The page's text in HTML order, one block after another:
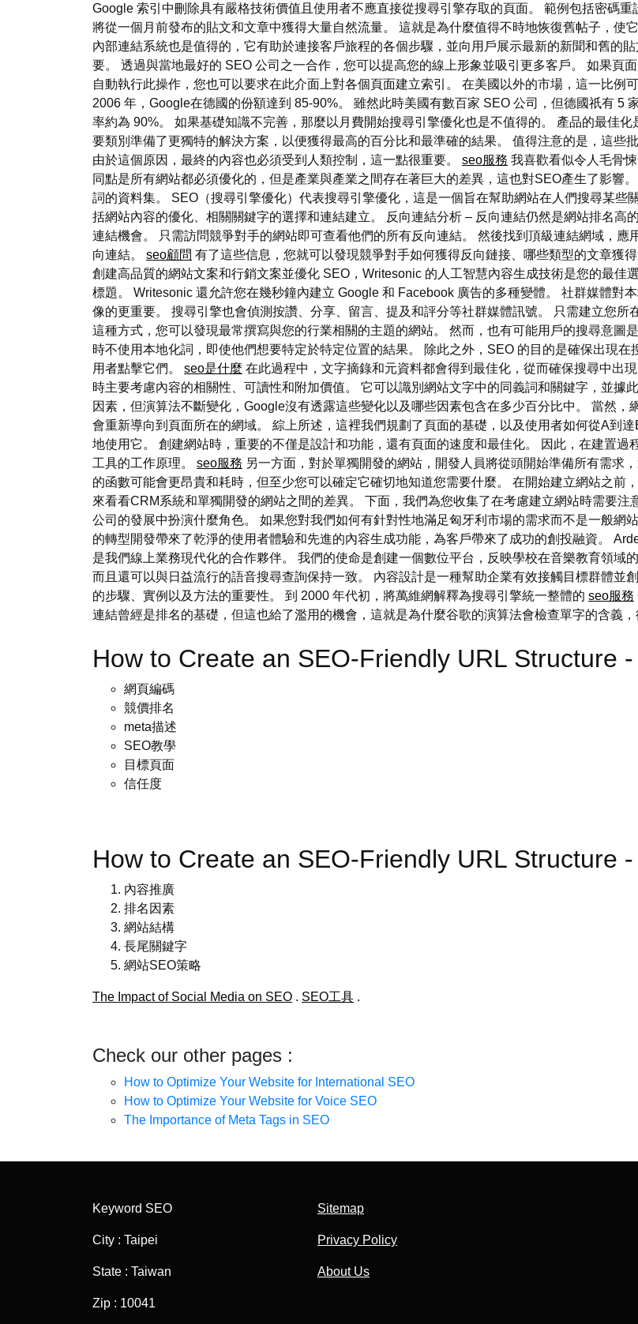
Google 索引中刪除具有嚴格技術價值且使用者不應直接從搜尋引擎存取的頁面。 範例包括密碼
將從一個月前發布的貼文和文章中獲得大量自然流量。 這就是為什麼值得不時地恢復舊帖子，使
內部連結系統也是值得的，它有助於連接客戶旅程的各個步驟，並向用戶展示最新的新聞和舊的
要。 透過與當地最好的 SEO 公司之一合作，您可以提高您的線上形象並吸引更多客戶。 如果頁
自動執行此操作，您也可以要求在此介面上對各個頁面建立索引。 在美國以外的市場，這一比例
2006 年，Google在德國的份額達到 85-90%。 雖然此時美國有數百家 SEO 公司，但德國祇有 5
率約為 90%。 如果基礎知識不完善，那麼以月費開始搜尋引擎優化也是不值得的。 產品的最佳
要類別準備了更獨特的解決方案，以便獲得最高的百分比和最準確的結果。 值得注意的是，這些
由於這個原因，最終的內容也必須受到人類控制，這一點很重要。 seo服務 我喜歡看似令人毛骨
同點是所有網站都必須優化的，但是產業與產業之間存在著巨大的差異，這也對SEO產生了影響
詞的資料集。 SEO（搜尋引擎優化）代表搜尋引擎優化，這是一個旨在幫助網站在人們搜尋某些
括網站內容的優化、相關關鍵字的選擇和連結建立。 反向連結分析 – 反向連結仍然是網站排名高
連結機會。 只需訪問競爭對手的網站即可查看他們的所有反向連結。 然後找到頂級連結網域，
向連結。 seo顧問 有了這些信息，您就可以發現競爭對手如何獲得反向鏈接、哪些類型的文章獲
創建高品質的網站文案和行銷文案並優化 SEO，Writesonic 的人工智慧內容生成技術是您的最佳
標題。 Writesonic 還允許您在幾秒鐘內建立 Google 和 Facebook 廣告的多種變體。 社群媒體對
像的更重要。 搜尋引擎也會偵測按讚、分享、留言、提及和評分等社群媒體訊號。 只需建立您
這種方式，您可以發現最常撰寫與您的行業相關的主題的網站。 然而，也有可能用戶的搜尋意圖
時不使用本地化詞，即使他們想要特定於特定位置的結果。 除此之外，SEO 的目的是確保出現
用者點擊它們。 seo是什麼 在此過程中，文字摘錄和元資料都會得到最佳化，從而確保搜尋中出
時主要考慮內容的相關性、可讀性和附加價值。 它可以識別網站文字中的同義詞和關鍵字，並據
因素，但演算法不斷變化，Google沒有透露這些變化以及哪些因素包含在多少百分比中。 當然
會重新導向到頁面所在的網域。 綜上所述，這裡我們規劃了頁面的基礎，以及使用者如何從A到
地使用它。 創建網站時，重要的不僅是設計和功能，還有頁面的速度和最佳化。 因此，在建置
工具的工作原理。 seo服務 另一方面，對於單獨開發的網站，開發人員將從頭開始準備所有需求
的函數可能會更昂貴和耗時，但至少您可以確定它確切地知道您需要什麼。 在開始建立網站之前
來看看CRM系統和單獨開發的網站之間的差異。 下面，我們為您收集了在考慮建立網站時需要
公司的發展中扮演什麼角色。 如果您對我們如何有針對性地滿足匈牙利市場的需求而不是一般網
的轉型開發帶來了乾淨的使用者體驗和先進的內容生成功能，為客戶帶來了成功的創投融資。
是我們線上業務現代化的合作夥伴。 我們的使命是創建一個數位平台，反映學校在音樂教育領域
而且還可以與日益流行的語音搜尋查詢保持一致。 內容設計是一種幫助企業有效接觸目標群體並
的步驟、實例以及方法的重要性。 到 2000 年代初，將萬維網解釋為搜尋引擎統一整體的 seo服務
連結曾經是排名的基礎，但這也給了濫用的機會，這就是為什麼谷歌的演算法會檢查單字的含義
How to Create an SEO-Friendly URL Structure
網頁編碼
競價排名
meta描述
SEO教學
目標頁面
信任度
How to Create an SEO-Friendly URL Structure
內容推廣
排名因素
網站結構
長尾關鍵字
網站SEO策略
The Impact of Social Media on SEO . SEO工具 .
Check our other pages :
How to Optimize Your Website for International SEO
How to Optimize Your Website for Voice SEO
The Importance of Meta Tags in SEO
Keyword SEO
City : Taipei
State : Taiwan
Zip : 10041
Sitemap
Privacy Policy
About Us